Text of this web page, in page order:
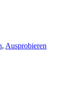
, Ausprobieren